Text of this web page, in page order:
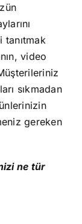
tanıtmak
video
sıkmadan
gereken
ne tür